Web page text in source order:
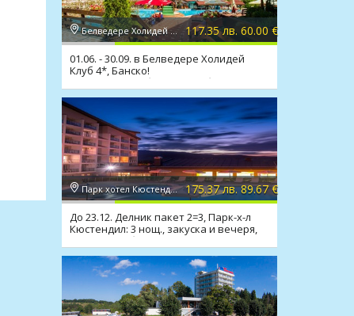
Белведере Холидей Клуб 4*, Банско 117.35 лв. 60.00 €
01.06. - 30.09. в Белведере Холидей
Клуб 4*, Банско!
Нощ.,закуска,обяд,вечеря,басейн,спа
Парк хотел Кюстендил 4*, Кюстендил 175.37 лв. 89.67 €
До 23.12. Делник пакет 2=3, Парк-х-л
Кюстендил: 3 нощ., закуска и вечеря,
минерален басейн